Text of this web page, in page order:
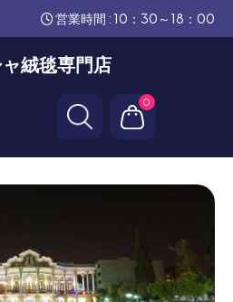
営業時間 : 10：30～18：00
絨毯専門店
0